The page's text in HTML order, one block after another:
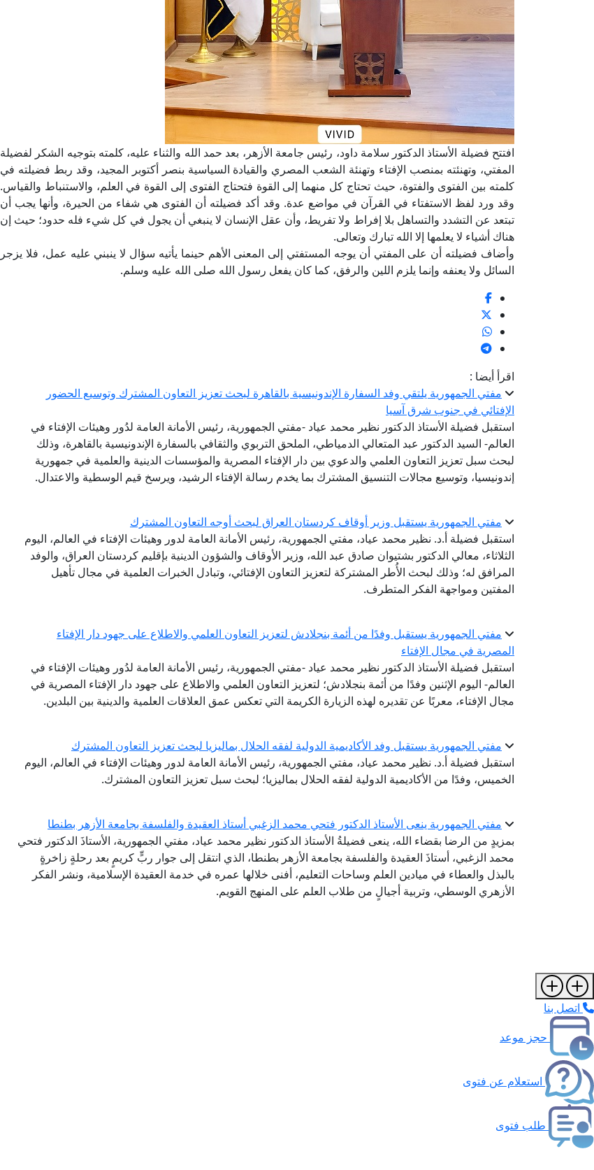
افتتح فضيلة الأستاذ الدكتور سلامة داود، رئيس جامعة الأزهر، بعد حمد الله والثناء عليه، كلمته بتوجيه الشكر لفضيلة
المفتي، وتهنئته بمنصب الإفتاء وتهنئة الشعب المصري والقيادة السياسية بنصر أكتوبر المجيد، وقد ربط فضيلته في
كلمته بين الفتوى والفتوة، حيث تحتاج كل منهما إلى القوة فتحتاج الفتوى إلى القوة في العلم، والاستنباط والقياس.
وقد ورد لفظ الاستفتاء في القرآن في مواضع عدة. وقد أكد فضيلته أن الفتوى هي شفاء من الحيرة، وأنها يجب أن
تبتعد عن التشدد والتساهل بلا إفراط ولا تفريط، وأن عقل الإنسان لا ينبغي أن يجول في كل شيء فله حدود؛ حيث إن
هناك أشياء لا يعلمها إلا الله تبارك وتعالى.
وأضاف فضيلته أن على المفتي أن يوجه المستفتي إلى المعنى الأهم حينما يأتيه سؤال لا ينبني عليه عمل، فلا يزجر
السائل ولا يعنفه وإنما يلزم اللين والرفق، كما كان يفعل رسول الله صلى الله عليه وسلم.
اقرأ أيضا :
مفتي الجمهورية يلتقي وفد السفارة الإندونيسية بالقاهرة لبحث تعزيز التعاون المشترك وتوسيع الحضور
الإفتائي في جنوب شرق آسيا
استقبل فضيلة الأستاذ الدكتور نظير محمد عياد -مفتي الجمهورية، رئيس الأمانة العامة لدُور وهيئات الإفتاء في
العالم- السيد الدكتور عبد المتعالي الدمياطي، الملحق التربوي والثقافي بالسفارة الإندونيسية بالقاهرة، وذلك
لبحث سبل تعزيز التعاون العلمي والدعوي بين دار الإفتاء المصرية والمؤسسات الدينية والعلمية في جمهورية
إندونيسيا، وتوسيع مجالات التنسيق المشترك بما يخدم رسالة الإفتاء الرشيد، ويرسخ قيم الوسطية والاعتدال.
مفتي الجمهورية يستقبل وزير أوقاف كردستان العراق لبحث أوجه التعاون المشترك
استقبل فضيلة أ.د. نظير محمد عياد، مفتي الجمهورية، رئيس الأمانة العامة لدور وهيئات الإفتاء في العالم، اليوم
الثلاثاء، معالي الدكتور بشتيوان صادق عبد الله، وزير الأوقاف والشؤون الدينية بإقليم كردستان العراق، والوفد
المرافق له؛ وذلك لبحث الأُطر المشتركة لتعزيز التعاون الإفتائي، وتبادل الخبرات العلمية في مجال تأهيل
المفتين ومواجهة الفكر المتطرف.
مفتي الجمهورية يستقبل وفدًا من أئمة بنجلادش لتعزيز التعاون العلمي والاطلاع على جهود دار الإفتاء
المصرية في مجال الإفتاء
استقبل فضيلة الأستاذ الدكتور نظير محمد عياد -مفتي الجمهورية، رئيس الأمانة العامة لدُور وهيئات الإفتاء في
العالم- اليوم الإثنين وفدًا من أئمة بنجلادش؛ لتعزيز التعاون العلمي والاطلاع على جهود دار الإفتاء المصرية في
مجال الإفتاء، معربًا عن تقديره لهذه الزيارة الكريمة التي تعكس عمق العلاقات العلمية والدينية بين البلدين.
مفتي الجمهورية يستقبل وفد الأكاديمية الدولية لفقه الحلال بماليزيا لبحث تعزيز التعاون المشترك
استقبل فضيلة أ.د. نظير محمد عياد، مفتي الجمهورية، رئيس الأمانة العامة لدور وهيئات الإفتاء في العالم، اليوم
الخميس، وفدًا من الأكاديمية الدولية لفقه الحلال بماليزيا؛ لبحث سبل تعزيز التعاون المشترك.
مفتي الجمهورية ينعى الأستاذ الدكتور فتحي محمد الزغبي أستاذ العقيدة والفلسفة بجامعة الأزهر بطنطا
بمزيدٍ من الرضا بقضاء الله، ينعى فضيلةُ الأستاذ الدكتور نظير محمد عياد، مفتي الجمهورية، الأستاذَ الدكتور فتحي
محمد الزغبي، أستاذَ العقيدة والفلسفة بجامعة الأزهر بطنطا، الذي انتقل إلى جوار ربٍّ كريمٍ بعد رحلةٍ زاخرةٍ
بالبذل والعطاء في ميادين العلم وساحات التعليم، أفنى خلالها عمره في خدمة العقيدة الإسلامية، ونشر الفكر
الأزهري الوسطي، وتربية أجيالٍ من طلاب العلم على المنهج القويم.
اتصل بنا
حجز موعد
استعلام عن فتوى
طلب فتوى